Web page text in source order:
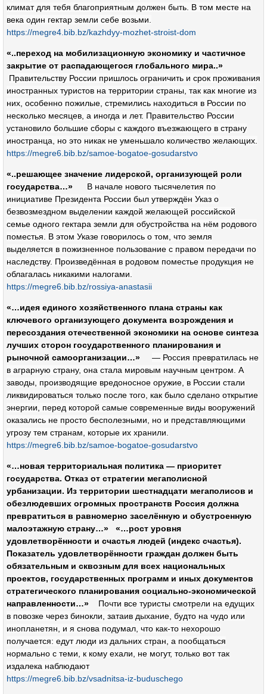
климат для тебя благоприятным должен быть. В том месте на
века один гектар земли себе возьми.
https://megre4.bib.bz/kazhdyy-mozhet-stroist-dom
«..переход на мобилизационную экономику и частичное
закрытие от распадающегося глобального мира..»
Правительству России пришлось ограничить и срок проживания
иностранных туристов на территории страны, так как многие из
них, особенно пожилые, стремились находиться в России по
не­сколько месяцев, а иногда и лет. Правительство России
установило большие сборы с каждого въезжающего в страну
иностранца, но это никак не уменьшало количество желающих.
https://megre6.bib.bz/samoe-bogatoe-gosudarstvo
«..решающее значение лидерской, организующей роли
государства…» В начале нового тысячелетия по
инициативе Президента России был утверждён Указ о
безвозмездном выделении каждой желающей российской
семье одного гектара земли для обустройства на нём родового
поместья. В этом Указе говорилось о том, что земля
выделяется в пожизненное пользование с правом передачи по
наследству. Произведённая в родовом поместье продукция не
облагалась никакими налогами.
https://megre6.bib.bz/rossiya-anastasii
«…идея единого хозяйственного плана страны как
ключевого организующего документа возрождения и
пересоздания отечественной экономики на основе синтеза
лучших сторон государственного планирования и
рыночной самоорганизации…» — Россия превратилась не
в аграрную страну, она стала мировым научным центром. А
заводы, производящие вредоносное оружие, в России стали
ликвидироваться только после того, как было сделано открытие
энергии, перед которой самые современные виды вооружений
оказались не просто бесполезными, но и представляющими
угрозу тем странам, которые их хранили.
https://megre6.bib.bz/samoe-bogatoe-gosudarstvo
«…новая территориальная политика — приоритет
государства. Отказ от стратегии мегаполисной
урбанизации. Из территории шестнадцати мегаполисов и
обезлюдевших огромных пространств Россия должна
превратиться в равномерно заселённую и обустроенную
малоэтажную страну…» «…рост уровня
удовлетворённости и счастья людей (индекс счастья).
Показатель удовлетворённости граждан должен быть
обязательным и сквозным для всех национальных
проектов, государственных программ и иных документов
стратегического планирования социально-экономической
направленности…» Почти все туристы смотрели на едущих
в повозке через бинокли, затаив дыхание, будто на чудо или
инопланетян, и я снова подумал, что как-то нехорошо
получается: едут люди из дальних стран, а пообщаться
нормально с теми, к кому ехали, не могут, только вот так
издалека наблюдают
https://megre6.bib.bz/vsadnitsa-iz-buduschego